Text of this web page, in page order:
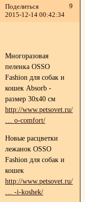
Поделиться
9
2015-12-14 00:42:34
Многоразовая
пеленка OSSO
Fashion для собак и
кошек Absorb -
размер 30x40 см
http://www.petsovet.ru/
… o-comfort/
Новые расцветки
лежанок OSSO
Fashion для собак и
кошек
http://www.petsovet.ru/
… -i-koshek/